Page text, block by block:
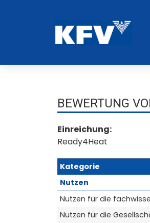
BEWERTUNG
Einreichung:
Ready4Heat
Kategorie
Nutzen
Nutzen für die
Nutzen für die